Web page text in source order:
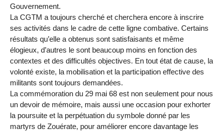
Gouvernement.
La CGTM a toujours cherché et cherchera encore à inscrire
ses activités dans le cadre de cette ligne combative. Certains
résultats qu’elle a obtenus sont satisfaisants et même
élogieux, d’autres le sont beaucoup moins en fonction des
contextes et des difficultés objectives. En tout état de cause, la
volonté existe, la mobilisation et la participation effective des
militants sont toujours demandées.
La commémoration du 29 mai 68 est non seulement pour nous
un devoir de mémoire, mais aussi une occasion pour exhorter
la poursuite et la perpétuation du symbole donné par les
martyrs de Zouérate, pour améliorer encore davantage les